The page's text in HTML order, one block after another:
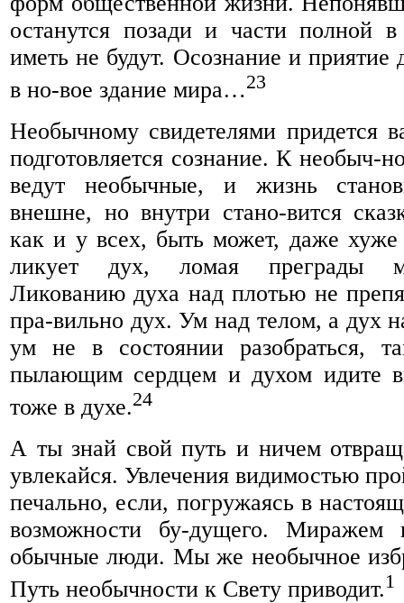
останутся позади и части полной
иметь не будут. Осознание и приятие
в но-вое здание мира…23
Необычному свидетелями придется
подготовляется сознание. К необыч-
ведут необычные, и жизнь
внешне, но внутри стано-вится
как и у всех, быть может, даже
ликует дух, ломая преграды
Ликованию духа над плотью не
пра-вильно дух. Ум над телом, а дух
ум не в состоянии разобраться,
пылающим сердцем и духом идите
тоже в духе.24
А ты знай свой путь и ничем
увлекайся. Увлечения видимостью
печально, если, погружаясь в
возможности бу-дущего. Миражем
обычные люди. Мы же необычное
Путь необычности к Свету приводит.1